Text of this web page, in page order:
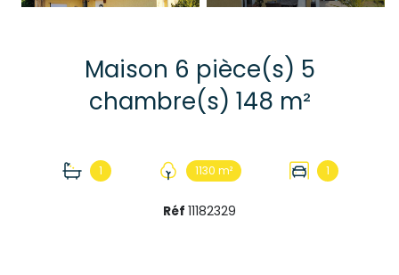
Maison 6 pièce(s) 5
chambre(s) 148 m²
1 1130 m² 1
Réf 11182329